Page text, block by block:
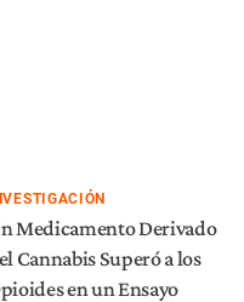
Medicamento Derivado
Cannabis Superó a los
en un Ensayo